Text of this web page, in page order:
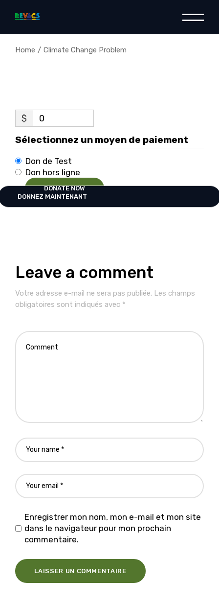
Home Climate Change Problem
$ 0
DONATE NOW
Sélectionnez un moyen de paiement
Don de Test
Don hors ligne
Leave a comment
Votre adresse e-mail ne sera pas publiée. Les champs
obligatoires sont indiqués avec *
Enregistrer mon nom, mon e-mail et mon site
dans le navigateur pour mon prochain
commentaire.
LAISSER UN COMMENTAIRE